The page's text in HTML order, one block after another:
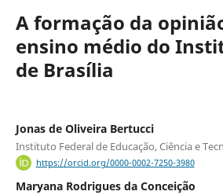
A formação da
ensino médio do
de Brasília
Jonas de Oliveira Bertucci
Instituto Federal de Educação, Ciência e
https://orcid.org/0000-0002-7250-3980
Maryana Rodrigues da Conceição